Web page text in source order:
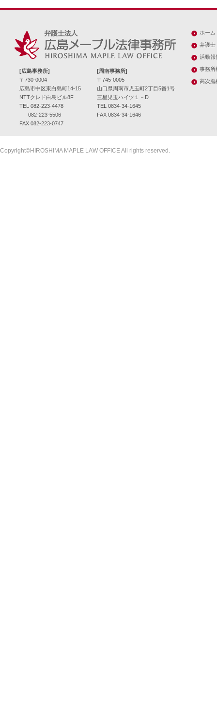
[広島事務所]
〒730-0004
広島市中区東白島町14-15
NTTクレド白島ビル8F
TEL 082-223-4478
082-223-5506
FAX 082-223-0747
[周南事務所]
〒745-0005
山口県周南市児玉町2丁目5番1号
三星児玉ハイツ１－D
TEL 0834-34-1645
FAX 0834-34-1646
ホーム
弁護士
活動報
事務所
高次脳
Copyright©HIROSHIMA MAPLE LAW OFFICE All rights reserved.